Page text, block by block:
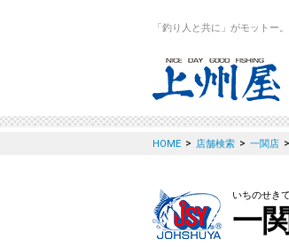
「釣り人と共に」がモットー
HOME > 店舗検索 > 一関店 >
いちのせき
一